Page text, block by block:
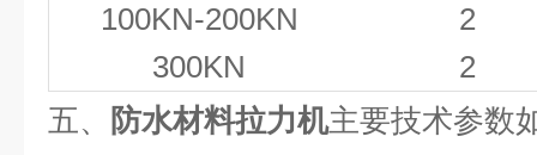
100KN-200KN
2
300KN
2
五、
防水材料拉力机主要技术参数